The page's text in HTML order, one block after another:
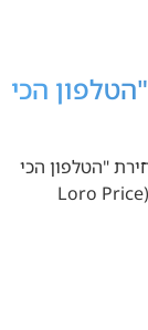
הכי
לבחירת "הטלפון הכי
טוב בעולם" כתיבה מטעם לורו השוואת מחירים (Loro Price